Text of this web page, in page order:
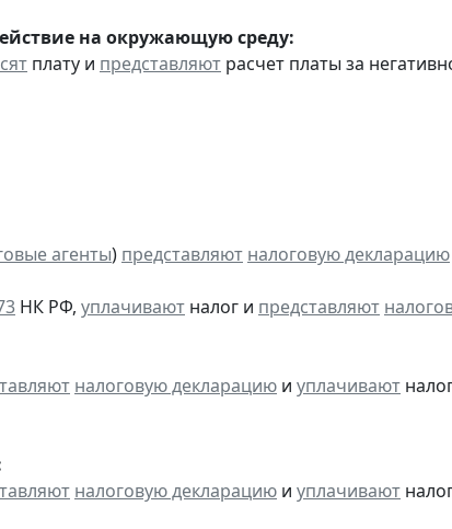
на окружающую среду:
плату и представляют расчет платы за
агенты) представляют налоговую декларацию
НК РФ, уплачивают налог и представляют
налоговую декларацию и уплачивают
налоговую декларацию и уплачивают